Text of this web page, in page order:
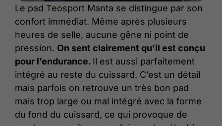
Le pad Teosport Manta se distingue par son
confort immédiat. Même après plusieurs
heures de selle, aucune gêne ni point de
pression. On sent clairement qu’il est conçu
pour l’endurance. Il est aussi parfaitement
intégré au reste du cuissard. C’est un détail
mais parfois on retrouve un très bon pad
mais trop large ou mal intégré avec la forme
du fond du cuissard, ce qui provoque de